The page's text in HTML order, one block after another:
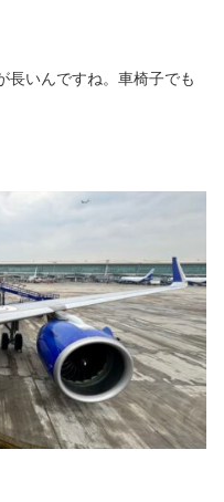
長いんですね。車椅子でも